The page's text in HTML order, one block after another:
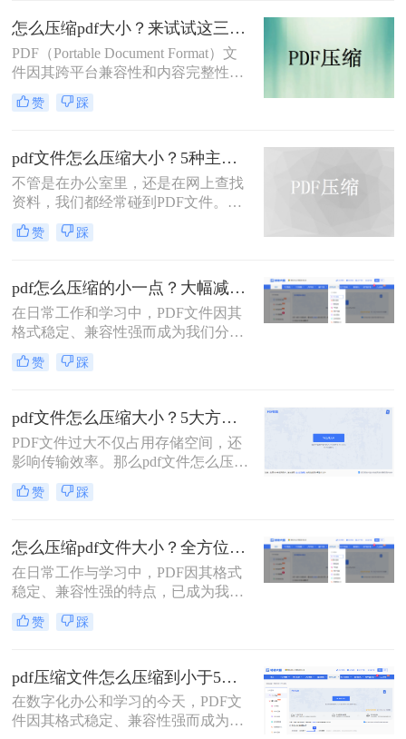
4种常用的PDF压缩方法，帮助您快速
减小文件大小。
怎么压缩pdf大小？来试试这三种压缩方式！
PDF（Portable Document Format）文
件因其跨平台兼容性和内容完整性而
广泛应用于各种场合。然而，随着
PDF文件中包含的图片、图表、字体
大，给存储和传输带来了不便。那么
怎么压缩pdf大小呢？为了解决这个问
题，本文将介绍三种压缩PDF大小的
方法。
赞 踩
pdf文件怎么压缩大小？5种主流压缩方法分享！
不管是在办公室里，还是在网上查找
资料，我们都经常碰到PDF文件。在
工作中，发送邮件需要PDF文件格
式，但太大的PDF文件也是一个棘手
被限制为5M，否则就发送不了。若能
pdf文件怎么压缩大小，那就可轻松上
传。在今天，我们将分享两种简单的
pdf文件压缩方式。
赞 踩
pdf怎么压缩的小一点？大幅减小文件体积的有效方法全解析！
在日常工作和学习中，PDF文件因其
格式稳定、兼容性强而成为我们分享
文档、报告和资料的首选格式。然
而，随之而来的问题也显而易见：过
在通过邮件发送、即时通讯工具传输
或上传至云平台时受到限制，严重影
响效率。因此，pdf怎么压缩的小一
点，成为一项必备技能。
赞 踩
pdf文件怎么压缩大小？5大方法深度解析与实操指南！
PDF文件过大不仅占用存储空间，还
影响传输效率。那么pdf文件怎么压缩
大小呢？本文将系统介绍5种主流压
缩方法，助你精准平衡文件体积与质
赞 踩
怎么压缩pdf文件大小？全方位高效压缩方法终极指南！
在日常工作与学习中，PDF因其格式
稳定、兼容性强的特点，已成为我们
分享文档、报告和论文的首选格式。
然而，过大的PDF文件常常会带来诸
度、占用大量存储空间，甚至可能超
出某些平台的上传限制。因此，掌握
怎么压缩pdf文件大小的技能显得至关
重要。
赞 踩
pdf压缩文件怎么压缩到小于5M？4种压缩方法终极指南！
在数字化办公和学习的今天，PDF文
件因其格式稳定、兼容性强而成为我